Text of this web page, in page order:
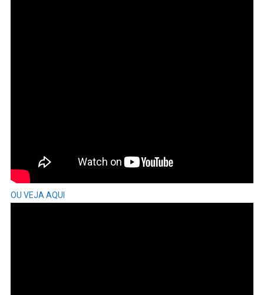
OU VEJA AQUI